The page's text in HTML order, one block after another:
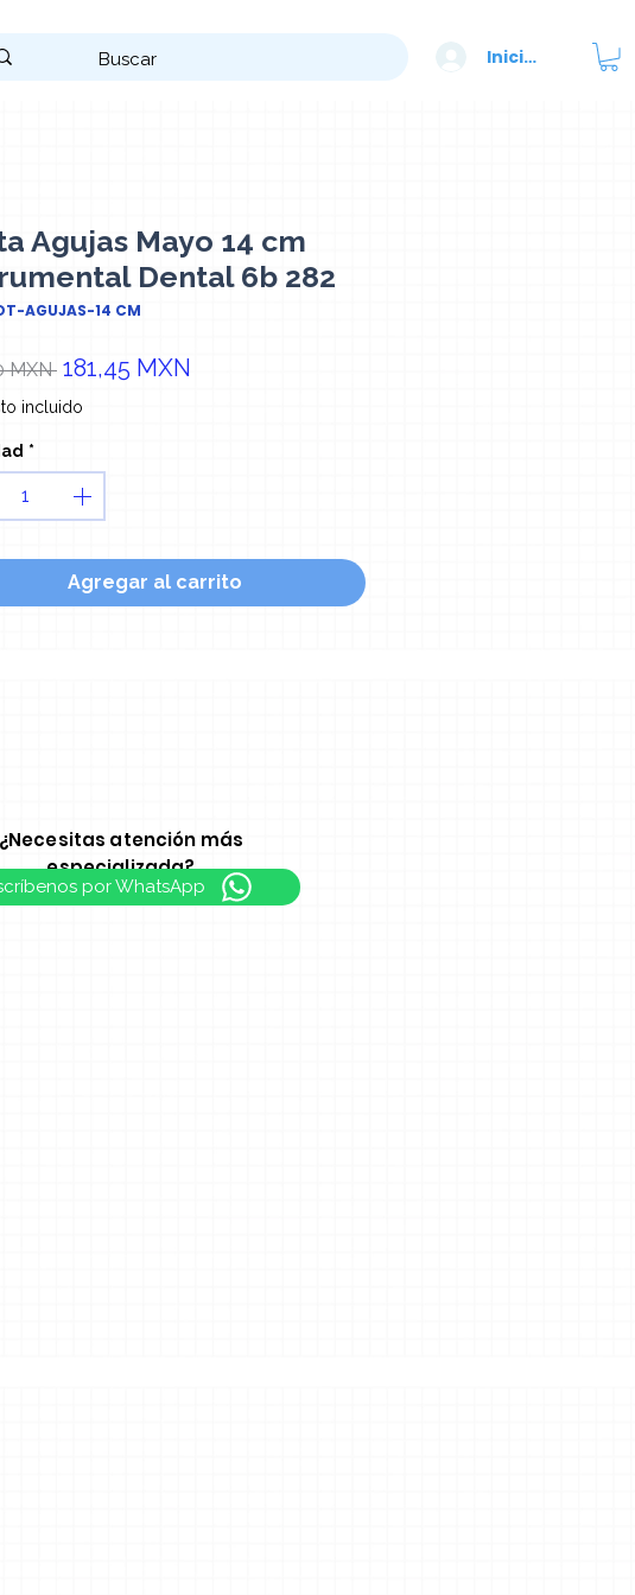
Iniciar sesión
Agujas Mayo 14 cm
Dental 6b 282
AGUJAS-14 CM
MXN Precio
181,45 MXN
incluido
*
Agregar al carrito
¿Necesitas atención más
especializada?
por WhatsApp